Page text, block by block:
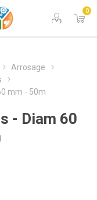
0
Arrosage
mm - 50m
- Diam 60